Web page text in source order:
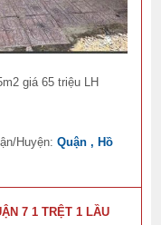
giá 65 triệu LH
Huyện:Quận , Hồ
7 1 TRỆT 1 LẦU